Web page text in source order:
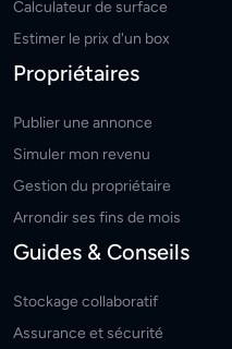
Calculateur de surface
Estimer le prix d'un box
Propriétaires
Publier une annonce
Simuler mon revenu
Gestion du propriétaire
Arrondir ses fins de mois
Guides & Conseils
Stockage collaboratif
Assurance et sécurité